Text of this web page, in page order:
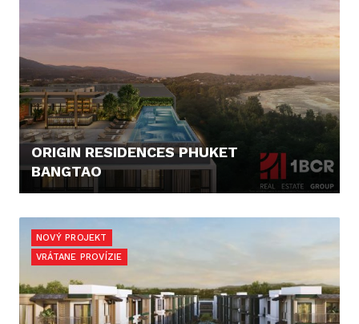
ORIGIN RESIDENCES PHUKET
BANGTAO
NOVÝ PROJEKT
VRÁTANE PROVÍZIE